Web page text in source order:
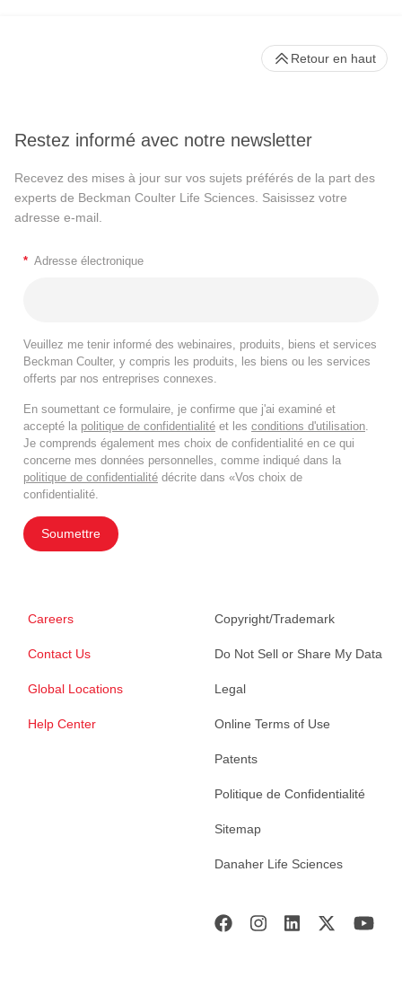
Restez informé avec notre newsletter
Recevez des mises à jour sur vos sujets préférés de la part des
experts de Beckman Coulter Life Sciences. Saisissez votre
adresse e-mail.
* Adresse électronique
Veuillez me tenir informé des webinaires, produits, biens et services
Beckman Coulter, y compris les produits, les biens ou les services
offerts par nos entreprises connexes.
En soumettant ce formulaire, je confirme que j'ai examiné et
accepté la politique de confidentialité et les conditions d'utilisation.
Je comprends également mes choix de confidentialité en ce qui
concerne mes données personnelles, comme indiqué dans la
politique de confidentialité décrite dans «Vos choix de
confidentialité.
Soumettre
Careers
Contact Us
Global Locations
Help Center
Copyright/Trademark
Do Not Sell or Share My Data
Legal
Online Terms of Use
Patents
Politique de Confidentialité
Sitemap
Danaher Life Sciences
Retour en haut